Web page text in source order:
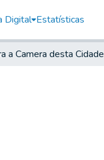
Digital Estatísticas
a Camera desta Cidade